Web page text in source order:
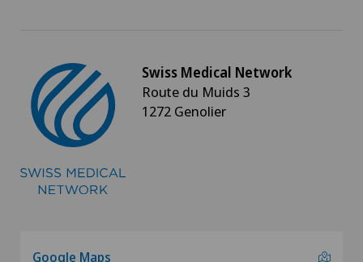
Swiss Medical Network
Route du Muids 3
1272 Genolier
Google Maps